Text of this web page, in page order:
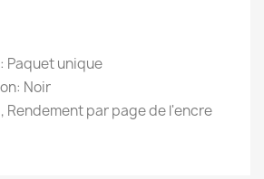
Paquet unique
Noir
Rendement par page de l'encre